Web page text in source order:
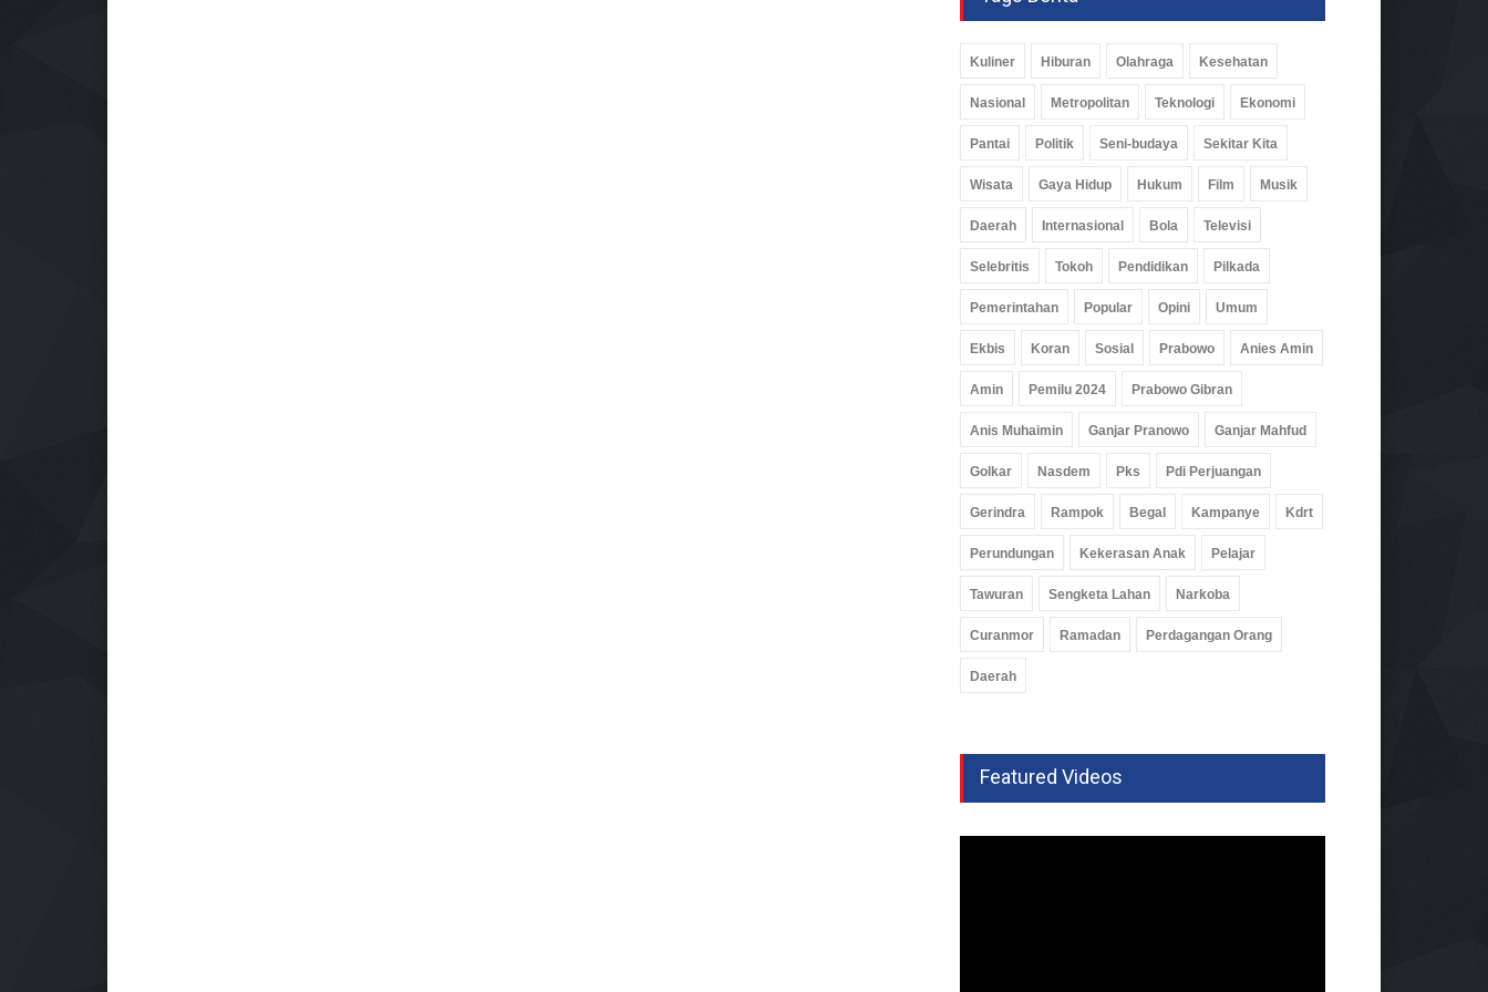
Kuliner Hiburan Olahraga Kesehatan
Nasional Metropolitan Teknologi Ekonomi
Pantai Politik Seni-budaya Sekitar Kita
Wisata Gaya Hidup Hukum Film Musik
Daerah Internasional Bola Televisi
Selebritis Tokoh Pendidikan Pilkada
Pemerintahan Popular Opini Umum
Ekbis Koran Sosial Prabowo Anies Amin
Amin Pemilu 2024 Prabowo Gibran
Anis Muhaimin Ganjar Pranowo Ganjar Mahfud
Golkar Nasdem Pks Pdi Perjuangan
Gerindra Rampok Begal Kampanye Kdrt
Perundungan Kekerasan Anak Pelajar
Tawuran Sengketa Lahan Narkoba
Curanmor Ramadan Perdagangan Orang
Daerah
Featured Videos